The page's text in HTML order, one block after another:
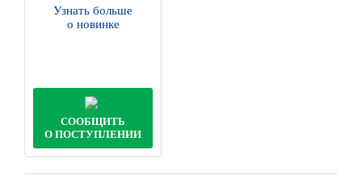
Узнать больше
о новинке
СООБЩИТЬ
О ПОСТУПЛЕНИИ